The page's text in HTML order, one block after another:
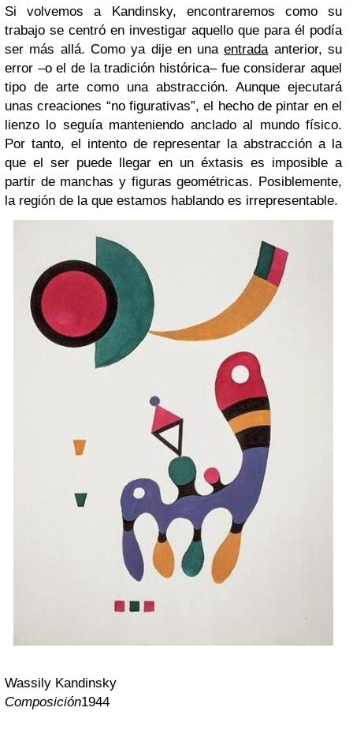
Si volvemos a Kandinsky, encontraremos como su
trabajo se centró en investigar aquello que para él podía
ser más allá. Como ya dije en unaentradaanterior, su
error –o el de la tradición histórica– fue considerar aquel
tipo de arte como una abstracción. Aunque ejecutará
unas creaciones “no figurativas”, el hecho de pintar en el
lienzo lo seguía manteniendo anclado al mundo físico.
Por tanto, el intento de representar la abstracción a la
que el ser puede llegar en un éxtasis es imposible a
partir de manchas y figuras geométricas. Posiblemente,
la región de la que estamos hablando es irrepresentable.
Wassily Kandinsky
Composición1944